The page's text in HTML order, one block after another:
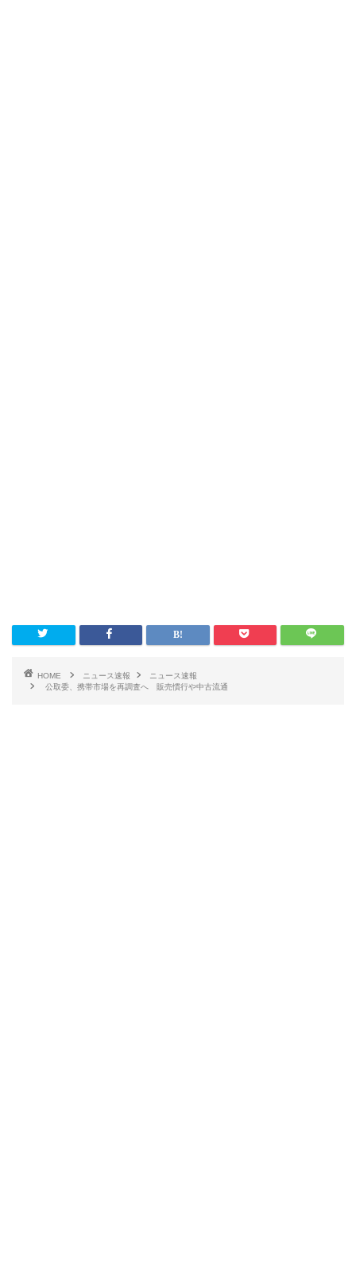
HOME ニュース速報
ニュース速報
公取委、携帯市場を再調査へ 販売慣行や中古流通